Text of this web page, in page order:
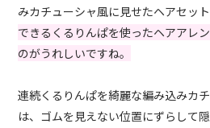
みカチューシャ風に見せたヘアセッ
できるくるりんぱを使ったヘアアレ
のがうれしいですね。
連続くるりんぱを綺麗な編み込みカ
は、ゴムを見えない位置にずらして